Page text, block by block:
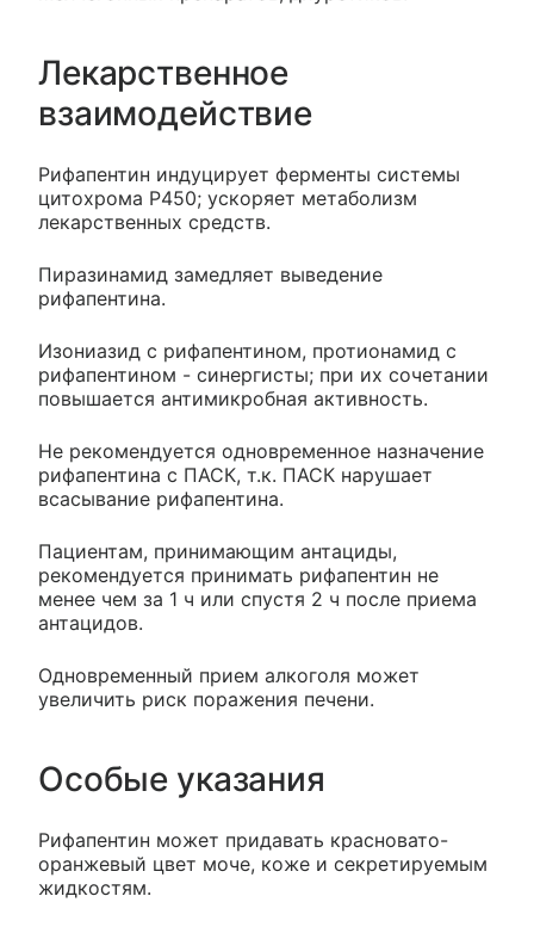
Лекарственное
взаимодействие
Рифапентин индуцирует ферменты системы
цитохрома Р450; ускоряет метаболизм
лекарственных средств.
Пиразинамид замедляет выведение
рифапентина.
Изониазид с рифапентином, протионамид с
рифапентином - синергисты; при их сочетании
повышается антимикробная активность.
Не рекомендуется одновременное назначение
рифапентина с ПАСК, т.к. ПАСК нарушает
всасывание рифапентина.
Пациентам, принимающим антациды,
рекомендуется принимать рифапентин не
менее чем за 1 ч или спустя 2 ч после приема
антацидов.
Одновременный прием алкоголя может
увеличить риск поражения печени.
Особые указания
Рифапентин может придавать красновато-
оранжевый цвет моче, коже и секретируемым
жидкостям.